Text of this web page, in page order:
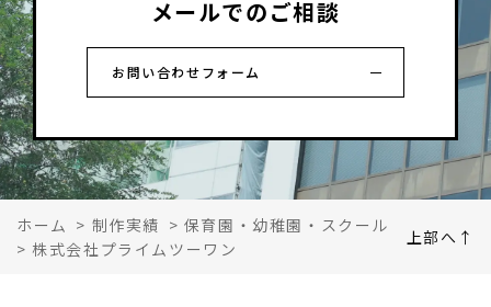
メールでのご相談
お問い合わせフォーム
ホーム > 制作実績 > 保育園・幼稚園・スクール
>株式会社プライムツーワン
上部へ↑